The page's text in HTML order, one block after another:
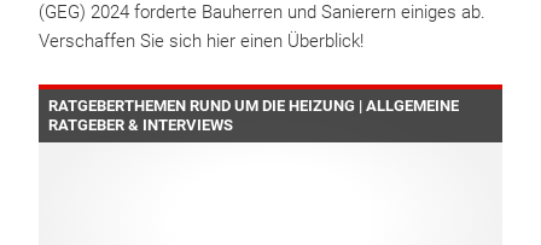
(GEG) 2024 forderte Bauherren und Sanierern einiges ab.
Verschaffen Sie sich hier einen Überblick!
RATGEBERTHEMEN RUND UM DIE HEIZUNG | ALLGEMEINE
RATGEBER & INTERVIEWS